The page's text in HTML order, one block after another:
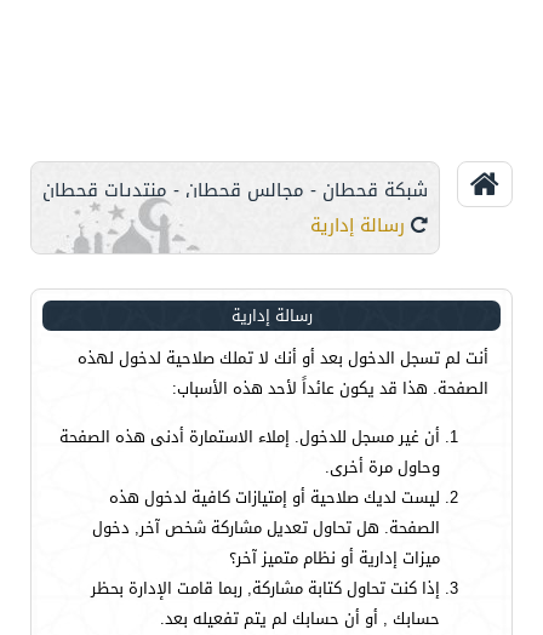
شبكة قحطان - مجالس قحطان - منتديات قحطان
رسالة إدارية
رسالة إدارية
أنت لم تسجل الدخول بعد أو أنك لا تملك صلاحية لدخول لهذه
الصفحة. هذا قد يكون عائداً لأحد هذه الأسباب:
أن غير مسجل للدخول. إملاء الاستمارة أدنى هذه الصفحة
وحاول مرة أخرى.
ليست لديك صلاحية أو إمتيازات كافية لدخول هذه
الصفحة. هل تحاول تعديل مشاركة شخص آخر, دخول
ميزات إدارية أو نظام متميز آخر؟
إذا كنت تحاول كتابة مشاركة, ربما قامت الإدارة بحظر
حسابك , أو أن حسابك لم يتم تفعيله بعد.